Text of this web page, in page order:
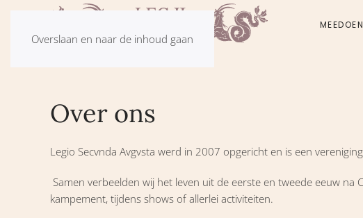
Overslaan en naar de inhoud gaan
Over ons
Legio Secvnda Avgvsta werd in 2007 opgericht en is een
Samen verbeelden wij het leven uit de eerste en tweede eeuw
kampement, tijdens shows of allerlei activiteiten.